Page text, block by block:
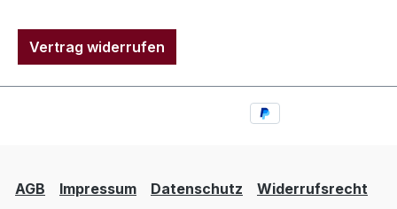
Vertrag widerrufen
AGB Impressum Datenschutz
Widerrufsrecht